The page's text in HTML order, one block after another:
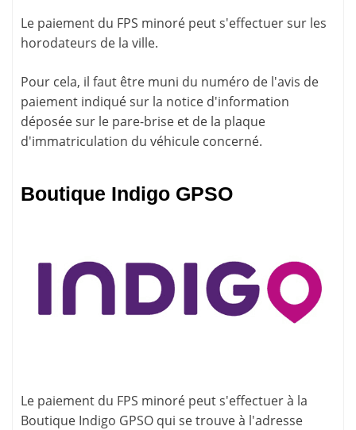
Le paiement du FPS minoré peut s'effectuer sur les
horodateurs de la ville.
Pour cela, il faut être muni du numéro de l'avis de
paiement indiqué sur la notice d'information
déposée sur le pare-brise et de la plaque
d'immatriculation du véhicule concerné.
Boutique Indigo GPSO
Le paiement du FPS minoré peut s'effectuer à la
Boutique Indigo GPSO qui se trouve à l'adresse